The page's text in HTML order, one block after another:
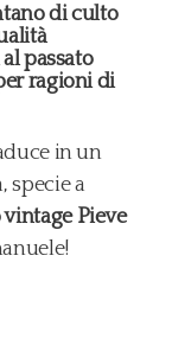
di culto
passato
ragioni di
in un
specie a
Pieve